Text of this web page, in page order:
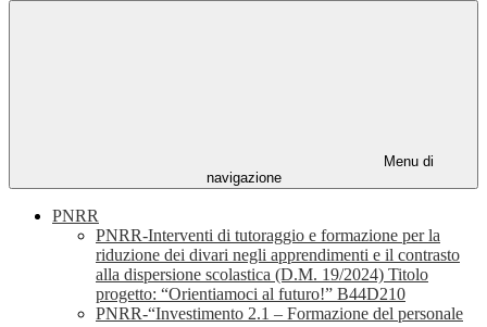
Menu di
navigazione
PNRR
PNRR-Interventi di tutoraggio e formazione per la
riduzione dei divari negli apprendimenti e il contrasto
alla dispersione scolastica (D.M. 19/2024) Titolo
progetto: “Orientiamoci al futuro!” B44D210
PNRR-“Investimento 2.1 – Formazione del personale